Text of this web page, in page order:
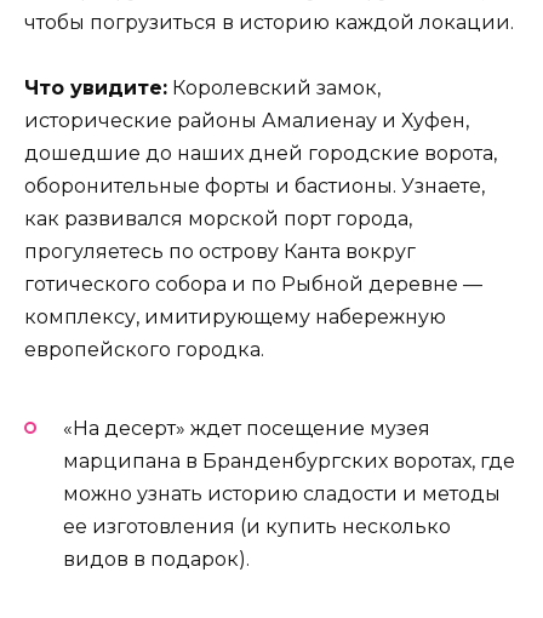
чтобы погрузиться в историю каждой локации.
Что увидите: Королевский замок,
исторические районы Амалиенау и Хуфен,
дошедшие до наших дней городские ворота,
оборонительные форты и бастионы. Узнаете,
как развивался морской порт города,
прогуляетесь по острову Канта вокруг
готического собора и по Рыбной деревне —
комплексу, имитирующему набережную
европейского городка.
«На десерт» ждет посещение музея
марципана в Бранденбургских воротах, где
можно узнать историю сладости и методы
ее изготовления (и купить несколько
видов в подарок).